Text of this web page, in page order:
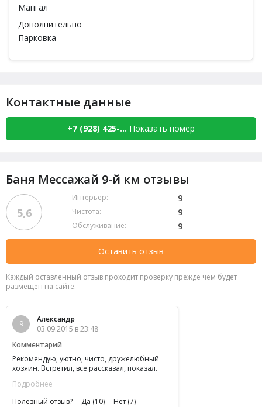
Мангал
Дополнительно
Парковка
Контактные данные
+7 (928) 425-... Показать номер
Баня Мессажай 9-й км отзывы
5,6
Интерьер: 9
Чистота: 9
Обслуживание: 9
Оставить отзыв
Каждый оставленный отзыв проходит проверку прежде чем будет
размещен на сайте.
9
Александр
03.09.2015 в 23:48
Комментарий
Рекомендую, уютно, чисто, дружелюбный
хозяин. Встретил, все рассказал, показал.
что не понравилось. Пятерка!
Подробнее
Полезный отзыв?
Да (10) Нет (7)